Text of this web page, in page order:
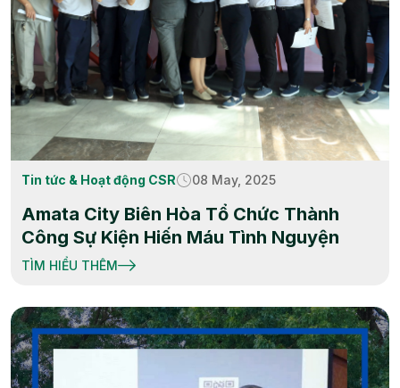
Tin tức & Hoạt động CSR 08 May, 2025
Amata City Biên Hòa Tổ Chức Thành
Công Sự Kiện Hiến Máu Tình Nguyện
TÌM HIỂU THÊM